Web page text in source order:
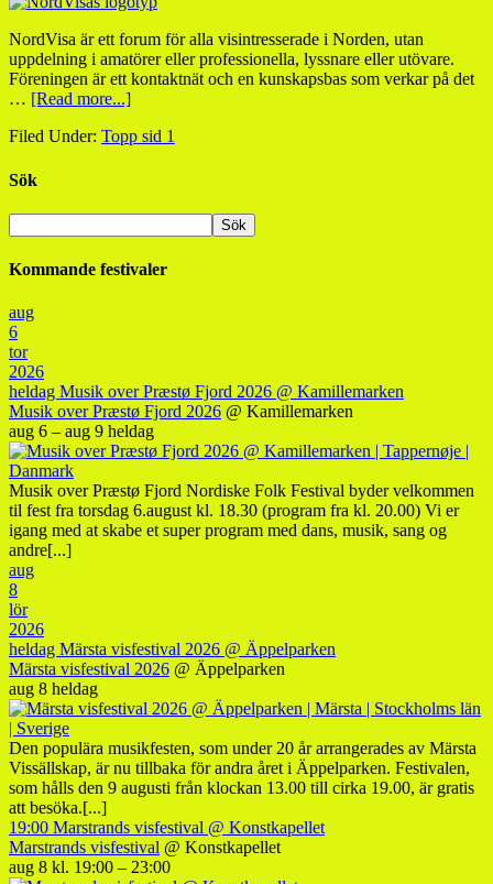
NordVisa är ett forum för alla visintresserade i Norden, utan
uppdelning i amatörer eller professionella, lyssnare eller utövare.
Föreningen är ett kontaktnät och en kunskapsbas som verkar på det
… [Read more...]
Filed Under: Topp sid 1
Sök
Kommande festivaler
aug
6
tor
2026
heldag Musik over Præstø Fjord 2026 @ Kamillemarken
Musik over Præstø Fjord 2026 @ Kamillemarken
aug 6 – aug 9 heldag
Musik over Præstø Fjord Nordiske Folk Festival byder velkommen
til fest fra torsdag 6.august kl. 18.30 (program fra kl. 20.00) Vi er
igang med at skabe et super program med dans, musik, sang og
andre[...]
aug
8
lör
2026
heldag Märsta visfestival 2026 @ Äppelparken
Märsta visfestival 2026 @ Äppelparken
aug 8 heldag
Den populära musikfesten, som under 20 år arrangerades av Märsta
Vissällskap, är nu tillbaka för andra året i Äppelparken. Festivalen,
som hålls den 9 augusti från klockan 13.00 till cirka 19.00, är gratis
att besöka.[...]
19:00 Marstrands visfestival @ Konstkapellet
Marstrands visfestival @ Konstkapellet
aug 8 kl. 19:00 – 23:00